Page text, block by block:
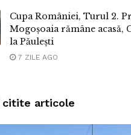
Cupa României, Turul 2.
Mogoșoaia rămâne acasă,
la Păulești
7 ZILE AGO
citite articole